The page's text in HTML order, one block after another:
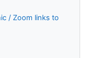
/ Zoom links to